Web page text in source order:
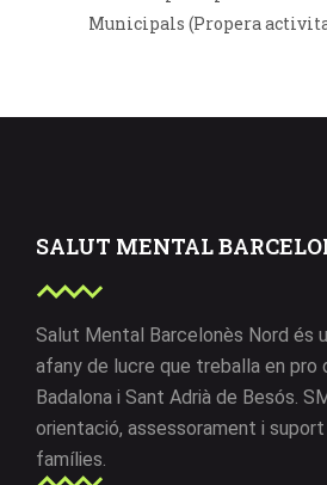
Municipals (Propera
SALUT MENTAL
Salut Mental Barcelonès Nord és
afany de lucre que treballa en pro
Badalona i Sant Adrià de Besós.
orientació, assessorament i
famílies.